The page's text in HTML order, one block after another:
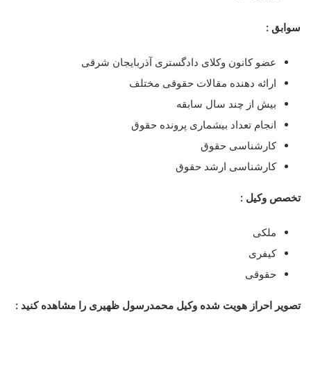
سوابق :
عضو کانون وکلای دادگستری آذربایجان شرقی
ارائه دهنده مقالات حقوقی مختلف
بیش از چند سال سابقه
انجام تعداد بیشماری پرونده حقوق
کارشناسی حقوق
کارشناسی ارشد حقوق
تخصص وکیل :
ملکی
کیفری
حقوقی
تصویر احراز هویت شده وکیل محمدرسول ظهیری را مشاهده کنید :